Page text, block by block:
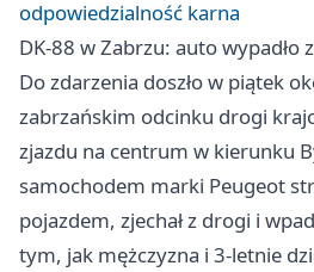
odpowiedzialność karna
DK-88 w Zabrzu: auto wypadło
Do zdarzenia doszło w piątek
zabrzańskim odcinku drogi
zjazdu na centrum w kierunku
samochodem marki Peugeot
pojazdem, zjechał z drogi i
tym, jak mężczyzna i 3‑letnie